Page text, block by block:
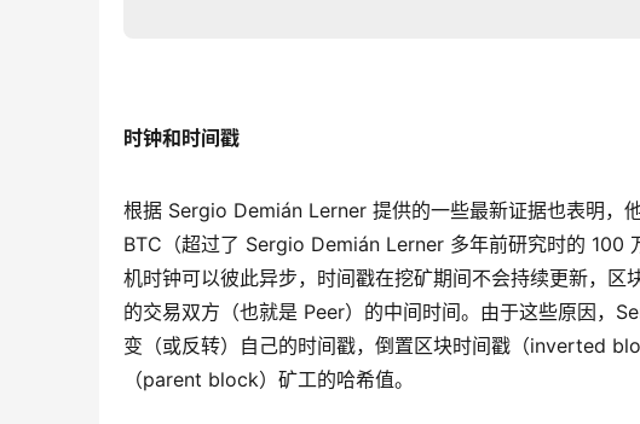
时钟和时间戳
根据 Sergio Demián Lerner 提供的一些最新证据也表明，
BTC（超过了 Sergio Demián Lerner 多年前研究时的
机时钟可以彼此异步，时间戳在挖矿期间不会持续更新，
的交易双方（也就是 Peer）的中间时间。由于这些原因，
变（或反转）自己的时间戳，倒置区块时间戳（inverted
（parent block）矿工的哈希值。